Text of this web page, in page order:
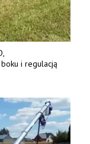
i regulacją